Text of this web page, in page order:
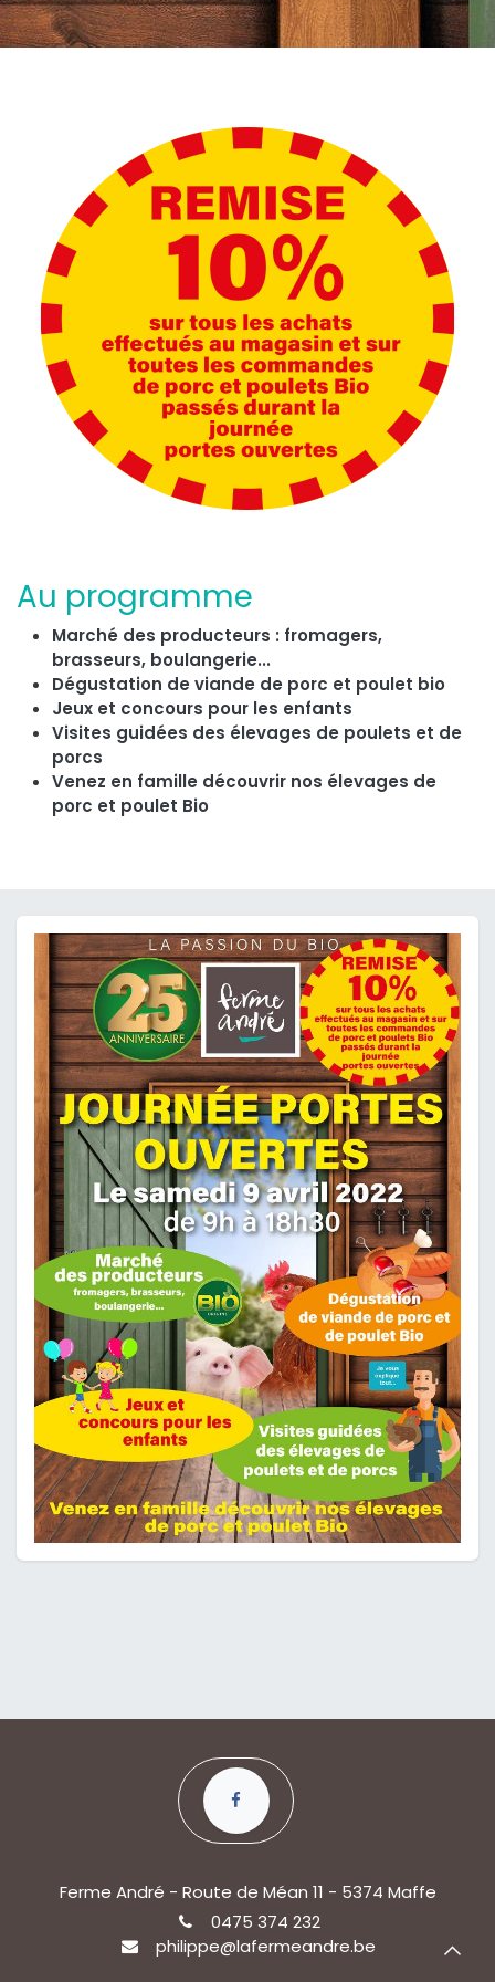
Au programme
Marché des producteurs : fromagers,
brasseurs, boulangerie...
Dégustation de viande de porc et poulet bio
Jeux et concours pour les enfants
Visites guidées des élevages de poulets et de
porcs
Venez en famille découvrir nos élevages de
porc et poulet Bio
Ferme André - Route de Méan 11 - 5374 Maffe
0475 374 232
philippe@lafermeandre.be